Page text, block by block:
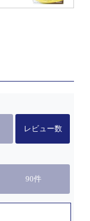
レビュー数
90件